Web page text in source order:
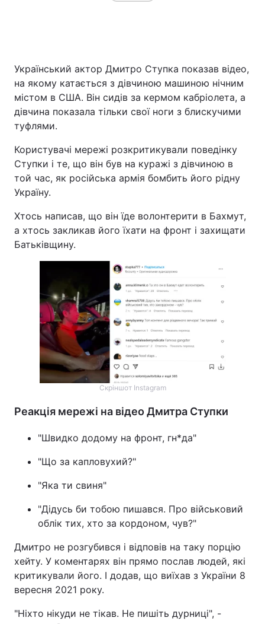
Український актор Дмитро Ступка показав відео,
на якому катається з дівчиною машиною нічним
містом в США. Він сидів за кермом кабріолета, а
дівчина показала тільки свої ноги з блискучими
туфлями.
Користувачі мережі розкритикували поведінку
Ступки і те, що він був на куражі з дівчиною в
той час, як російська армія бомбить його рідну
Україну.
Хтось написав, що він їде волонтерити в Бахмут,
а хтось закликав його їхати на фронт і захищати
Батьківщину.
Скріншот Instagram
Реакція мережі на відео Дмитра Ступки
"Швидко додому на фронт, гн*да"
"Що за капловухий?"
"Яка ти свиня"
"Дідусь би тобою пишався. Про військовий
облік тих, хто за кордоном, чув?"
Дмитро не розгубився і відповів на таку порцію
хейту. У коментарях він прямо послав людей, які
критикували його. І додав, що виїхав з України 8
вересня 2021 року.
"Ніхто нікуди не тікав. Не пишіть дурниці", -